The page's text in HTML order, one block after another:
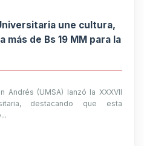
une cultura,
de Bs 19 MM para la
Andrés (UMSA) lanzó la XXXVII
destacando que esta